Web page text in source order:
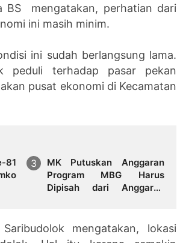
BS mengatakan, perhatian dari
ini masih minim.
ini sudah berlangsung lama.
peduli terhadap pasar pekan
pusat ekonomi di Kecamatan
81
MK Putuskan Anggaran
Program MBG Harus
Dipisah dari Anggaran
mengatakan, lokasi